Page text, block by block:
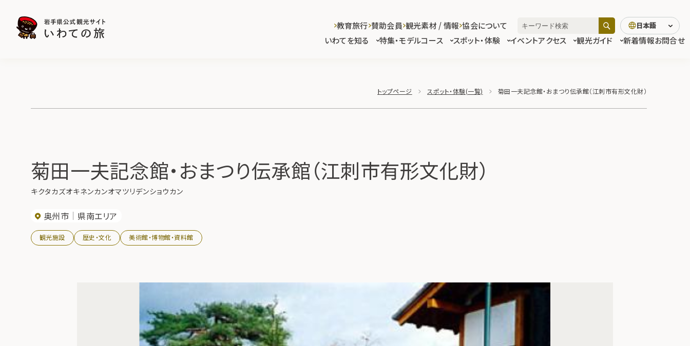
いわてを知る 特集・モデルコース スポット・体験 イベントアクセス 観光ガイド 新着情報お問合せ
教育旅行 賛助会員 観光素材 / 情報 協会について 日本語
トップページ スポット・体験(一覧) 菊田一夫記念館・おまつり伝承館（江刺市有形文化財）
菊田一夫記念館・おまつり伝承館（江刺市有形文化財）
キクタカズオキネンカンオマツリデンショウカン
奥州市 県南エリア
観光施設 歴史・文化 美術館・博物館・資料館